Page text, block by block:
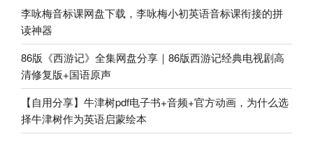
李咏梅音标课网盘下载，李咏梅小初英语音标课衔接的拼
读神器
86版《西游记》全集网盘分享｜86版西游记经典电视剧高
清修复版+国语原声
【自用分享】牛津树pdf电子书+音频+官方动画，为什么选
择牛津树作为英语启蒙绘本